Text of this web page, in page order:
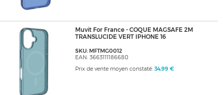
Muvit For France - COQUE MAGSAFE 2M
TRANSLUCIDE VERT IPHONE 16
SKU: MFTMG0012
EAN: 3663111186680
Prix de vente moyen constaté: 34,99 €